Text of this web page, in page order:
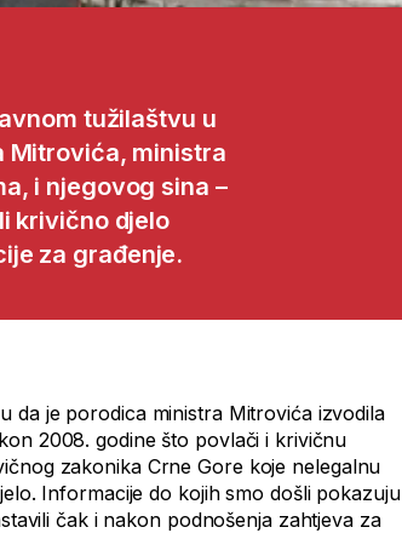
tužilaštvu u
Mitrovića, ministra
i njegovog sina –
krivično djelo
za građenje.
da je porodica ministra Mitrovića izvodila
2008. godine što povlači i krivičnu
zakonika Crne Gore koje nelegalnu
Informacije do kojih smo došli pokazuju
čak i nakon podnošenja zahtjeva za